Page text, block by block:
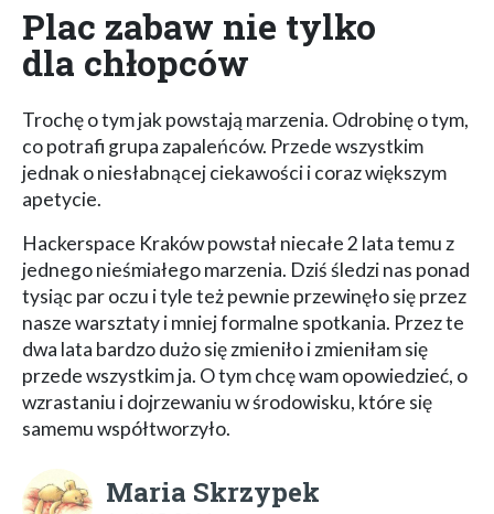
Plac zabaw nie tylko
dla chłopców
Trochę o tym jak powstają marzenia. Odrobinę o tym,
co potrafi grupa zapaleńców. Przede wszystkim
jednak o niesłabnącej ciekawości i coraz większym
apetycie.
Hackerspace Kraków powstał niecałe 2 lata temu z
jednego nieśmiałego marzenia. Dziś śledzi nas ponad
tysiąc par oczu i tyle też pewnie przewinęło się przez
nasze warsztaty i mniej formalne spotkania. Przez te
dwa lata bardzo dużo się zmieniło i zmieniłam się
przede wszystkim ja. O tym chcę wam opowiedzieć, o
wzrastaniu i dojrzewaniu w środowisku, które się
samemu współtworzyło.
Maria Skrzypek